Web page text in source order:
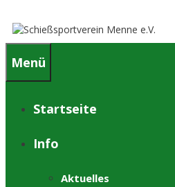
zum
Inhalt
Menü
Startseite
Info
Aktuelles